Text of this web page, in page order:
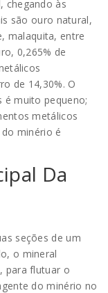
chegando às
são ouro natural,
malaquita, entre
0,265% de
de 14,30%. O
muito pequeno;
metálicos
minério é
Da
seções de um
o mineral
para flutuar o
do minério no